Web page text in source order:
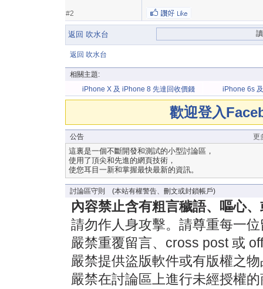
#2
返回 吹水台
返回 吹水台
相關主題:
iPhone X 及 iPhone 8 先達回收價錢
iPhone 6s
收價錢
歡迎登入
公告 更
這裏是一個不斷開發和測試的小型討論區，
使用了頂尖和先進的網頁技術，
使您耳目一新和掌握最快最新的資訊。
討論區守則 (本站有權警告、刪文或封鎖帳戶)
內容禁止含有粗言穢語、嘔心
請勿作人身攻擊。請尊重每一
嚴禁重覆留言、cross post 或
嚴禁提供盜版軟件或有版權之
嚴禁在討論區上進行未經授權